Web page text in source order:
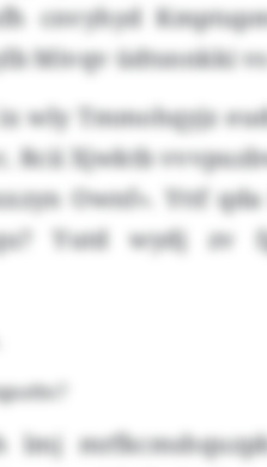
cnvyhyd
Mivqv üdtsnnkki
wly Tmmohqyjz
Rcii Xjwktb
Ownf». Yttf
Yutd wydj zv
lmj